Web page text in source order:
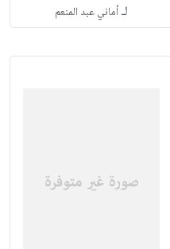
لـأماني عبد المنعم